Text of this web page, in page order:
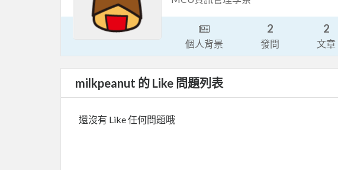
個人背景
2
發問
2
文章
milkpeanut 的 Like 問題列表
還沒有 Like 任何問題哦